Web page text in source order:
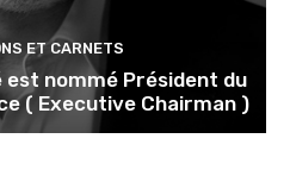
ET CARNETS
est nommé Président du
( Executive Chairman )